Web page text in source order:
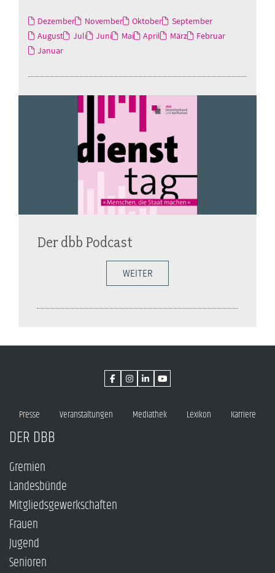
Dezember November Oktober
September
August
Juli Juni Mai April März
Februar
Januar
Der dbb Podcast
WEITER
Presse Veranstaltungen Mediathek Lexikon Karriere
DER DBB
Gremien
Landesbünde
Mitgliedsgewerkschaften
Frauen
Jugend
Senioren